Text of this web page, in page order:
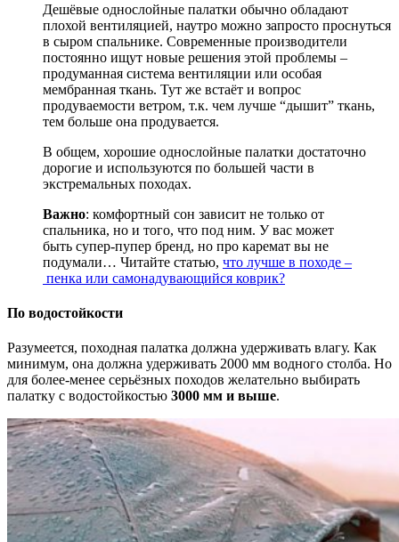
Дешёвые однослойные палатки обычно обладают
плохой вентиляцией, наутро можно запросто проснуться
в сыром спальнике. Современные производители
постоянно ищут новые решения этой проблемы –
продуманная система вентиляции или особая
мембранная ткань. Тут же встаёт и вопрос
продуваемости ветром, т.к. чем лучше “дышит” ткань,
тем больше она продувается.
В общем, хорошие однослойные палатки достаточно
дорогие и используются по большей части в
экстремальных походах.
Важно: комфортный сон зависит не только от
спальника, но и того, что под ним. У вас может
быть супер-пупер бренд, но про каремат вы не
подумали… Читайте статью, что лучше в походе –
пенка или самонадувающийся коврик?
По водостойкости
Разумеется, походная палатка должна удерживать влагу. Как
минимум, она должна удерживать 2000 мм водного столба. Но
для более-менее серьёзных походов желательно выбирать
палатку с водостойкостью 3000 мм и выше.